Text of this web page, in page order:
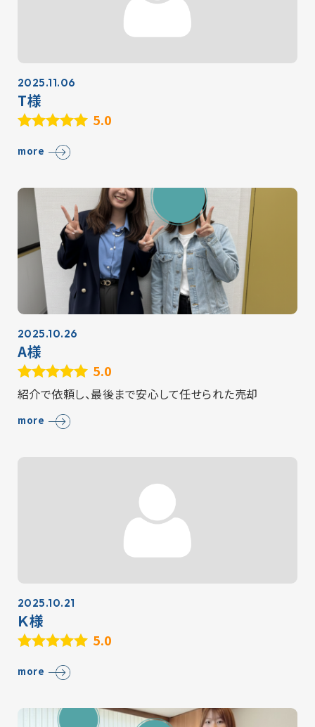
2025.11.06
T様
5.0
more
2025.10.26
A様
5.0
紹介で依頼し、最後まで安心して任せられた売却
more
2025.10.21
Ｋ様
5.0
more